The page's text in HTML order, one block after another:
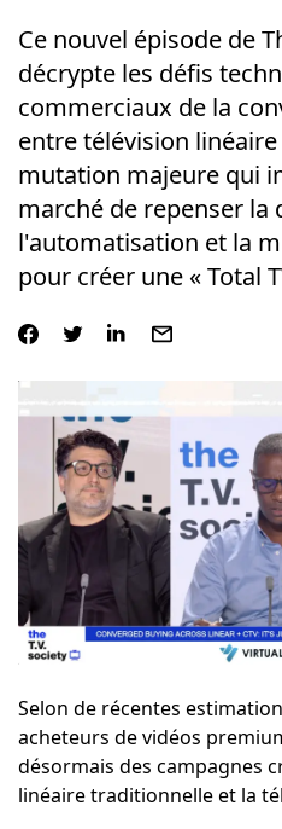
Ce nouvel épisode de
décrypte les défis
commerciaux de la
entre télévision
mutation majeure qui
marché de repenser la
l'automatisation et la
pour créer une « Total
Selon de récentes
acheteurs de vidéos
désormais des campagnes
linéaire traditionnelle et la